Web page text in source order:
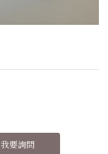
我要詢問